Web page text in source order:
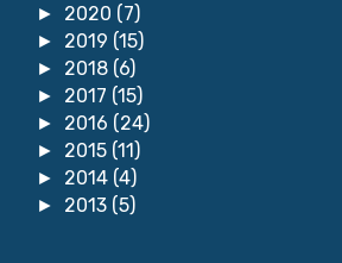
► 2020 (7)
► 2019 (15)
► 2018 (6)
► 2017 (15)
► 2016 (24)
► 2015 (11)
► 2014 (4)
► 2013 (5)